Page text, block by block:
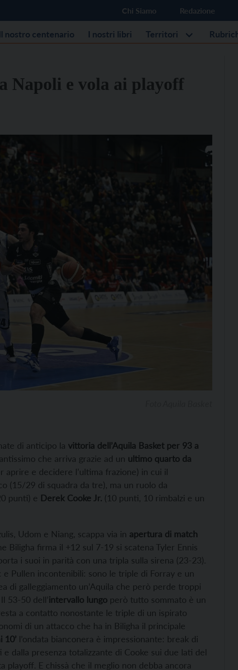
Chi Siamo Redazione
Il nostro centenario I nostri libri Territori
Napoli e vola ai playoff
di anticipo la vittoria dell’Aquila Basket per 93 a
che arriva grazie ad un ultimo quarto da
aprire e decidere l’ultima frazione) in cui il
(15/29 di squadra da tre), ma un ruolo da
punti) e Derek Cooke Jr. (10 punti, 10 rimbalzi e un
Udom e Niang, scappa via in apertura di match
Biligha firma il +12 sul 7-19 si scatena Tyler Ennis
i suoi in parità con una tripla sulla sirena (23-23).
Pullen incontenibili: sono le triple di Forray e un
di galleggiamento un’Aquila che però perde troppi
53-50 dell’intervallo lungo però tutto sommato è un
a contatto nonostante le triple di un ispirato
di un attacco che ha in Biligha il principale
10’ l’ondata bianconera è impressionante: break di
dalla presenza totalizzante di Cooke sui due lati del
playoff. E chissà che il meglio non debba ancora